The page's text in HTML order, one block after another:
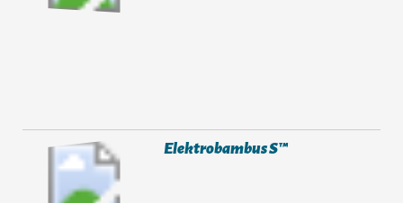
Elektrobambus S™